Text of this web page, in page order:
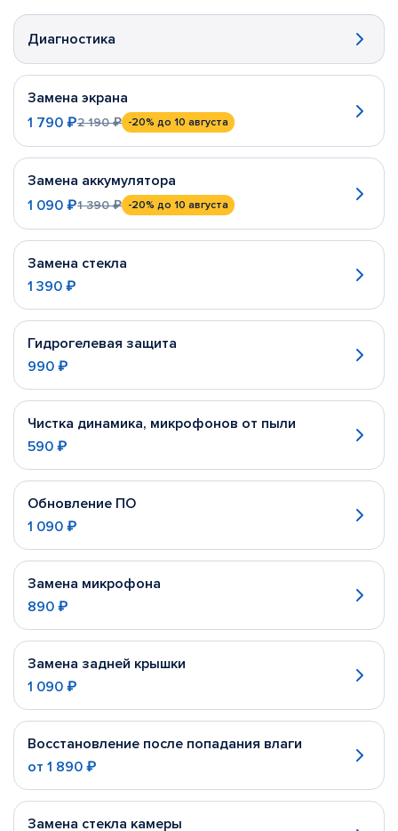
Диагностика
Замена экрана
1 790 ₽2 190 ₽ -20% до 10 августа
Замена аккумулятора
1 090 ₽1 390 ₽ -20% до 10 августа
Замена стекла
1 390 ₽
Гидрогелевая защита
990 ₽
Чистка динамика, микрофонов от пыли
590 ₽
Обновление ПО
1 090 ₽
Замена микрофона
890 ₽
Замена задней крышки
1 090 ₽
Восстановление после попадания влаги
от 1 890 ₽
Замена стекла камеры